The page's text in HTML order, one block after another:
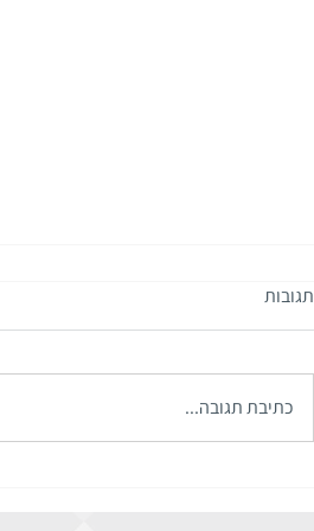
תגובות
כתיבת תגובה...